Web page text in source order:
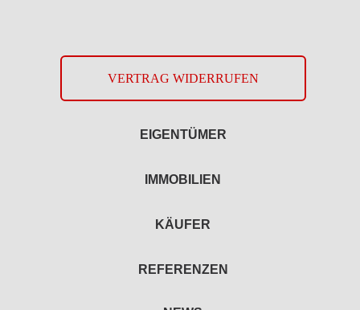
VERTRAG WIDERRUFEN
EIGENTÜMER
IMMOBILIEN
KÄUFER
REFERENZEN